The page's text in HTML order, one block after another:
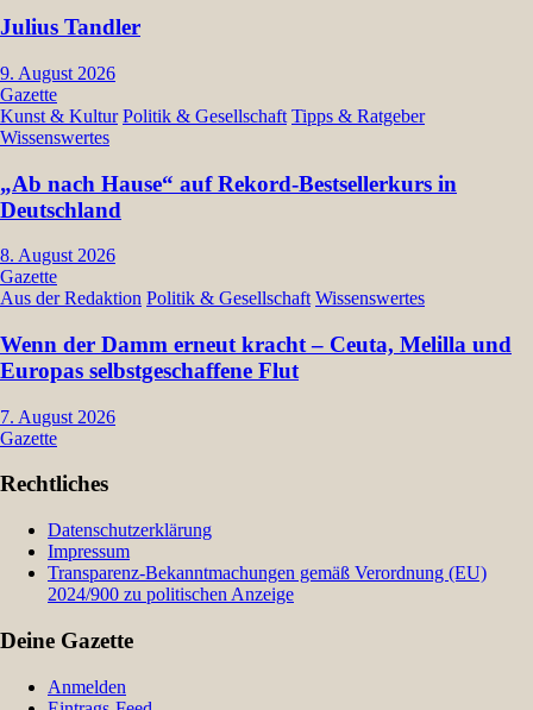
Julius Tandler
9. August 2026
Gazette
Kunst & Kultur Politik & Gesellschaft Tipps & Ratgeber
Wissenswertes
„Ab nach Hause“ auf Rekord-Bestsellerkurs in
Deutschland
8. August 2026
Gazette
Aus der Redaktion Politik & Gesellschaft Wissenswertes
Wenn der Damm erneut kracht – Ceuta, Melilla und
Europas selbstgeschaffene Flut
7. August 2026
Gazette
Rechtliches
Datenschutzerklärung
Impressum
Transparenz-Bekanntmachungen gemäß Verordnung (EU)
2024/900 zu politischen Anzeige
Deine Gazette
Anmelden